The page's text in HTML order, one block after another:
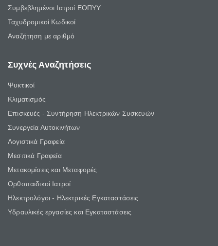
Συμβεβλημένοι Ιατροί ΕΟΠΥΥ
Ταχυδρομικοί Κωδικοί
Αναζήτηση με αριθμό
Συχνές Αναζητήσεις
Ψυκτικοί
Κλιματισμός
Επισκευές - Συντήρηση Ηλεκτρικών Συσκευών
Συνεργεία Αυτοκινήτων
Λογιστικά Γραφεία
Μεσιτικά Γραφεία
Μετακομίσεις και Μεταφορές
Ορθοπαιδικοί Ιατροί
Ηλεκτρολόγοι - Ηλεκτρικές Εγκαταστάσεις
Υδραυλικές εργασίες και Εγκαταστάσεις